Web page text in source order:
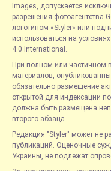
Images, допускается
разрешения фотоагентства
логотипом «Styler» или
использоваться на
4.0 International.
При полном или частичном
материалов,
обязательно размещение
открытой для индексации
должна быть размещена
второго абзаца.
Редакция "Styler" может не
публикаций. Оценочные
Украины, не подлежат